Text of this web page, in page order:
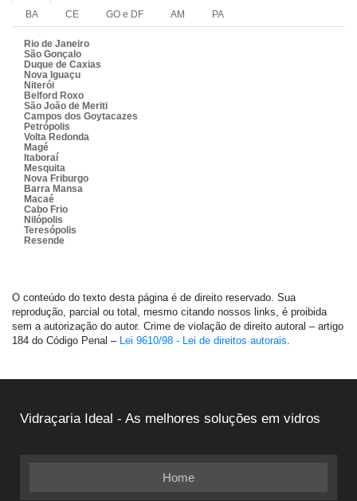
BA CE GO e DF AM PA
Rio de Janeiro
São Gonçalo
Duque de Caxias
Nova Iguaçu
Niterói
Belford Roxo
São João de Meriti
Campos dos Goytacazes
Petrópolis
Volta Redonda
Magé
Itaboraí
Mesquita
Nova Friburgo
Barra Mansa
Macaé
Cabo Frio
Nilópolis
Teresópolis
Resende
O conteúdo do texto desta página é de direito reservado. Sua
reprodução, parcial ou total, mesmo citando nossos links, é proibida
sem a autorização do autor. Crime de violação de direito autoral – artigo
184 do Código Penal – Lei 9610/98 - Lei de direitos autorais.
Vidraçaria Ideal - As melhores soluções em vidros
Home